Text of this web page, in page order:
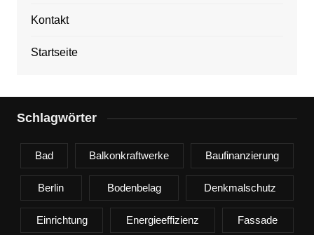
Kontakt
Startseite
Schlagwörter
Bad Balkonkraftwerke Baufinanzierung
Berlin Bodenbelag Denkmalschutz
Einrichtung Energieeffizienz Fassade